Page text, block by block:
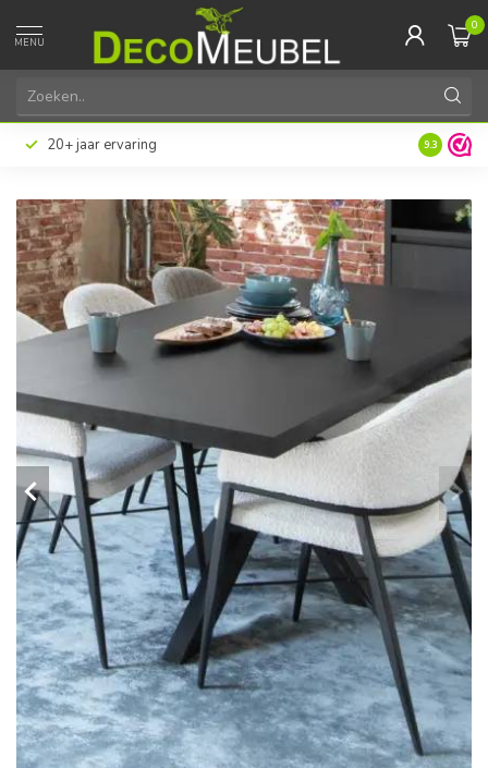
MENU
0
20+ jaar ervaring 9.3